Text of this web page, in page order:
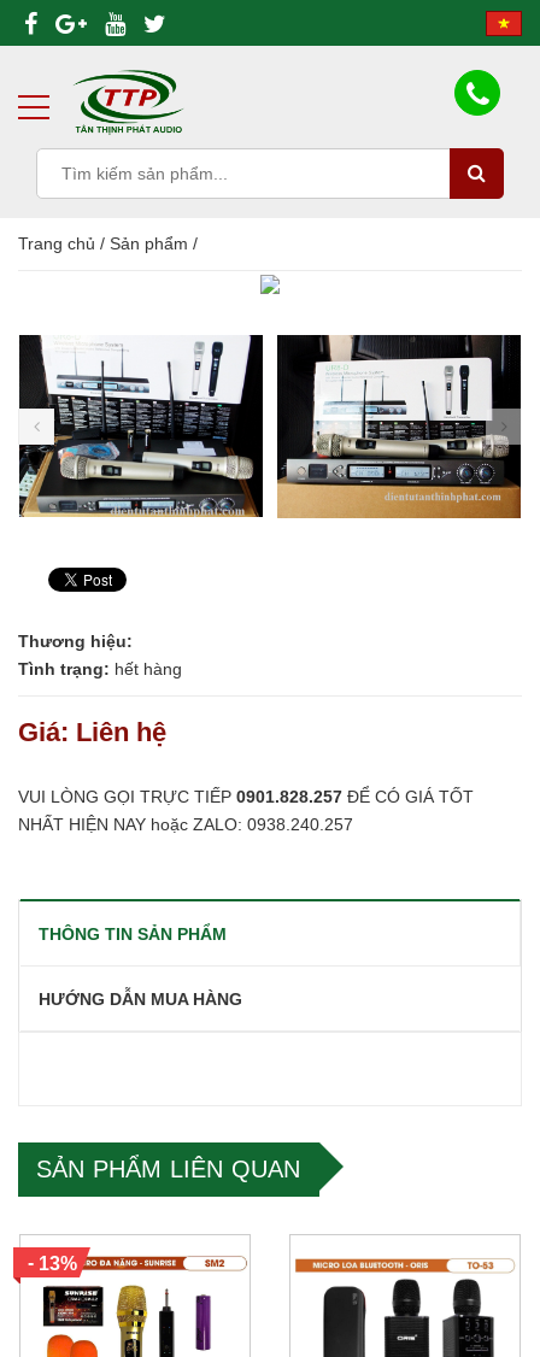
Trang chủ / Sản phẩm /
Thương hiệu:
Tình trạng: hết hàng
Giá: Liên hệ
VUI LÒNG GỌI TRỰC TIẾP 0901.828.257 ĐỂ CÓ GIÁ TỐT
NHẤT HIỆN NAY hoặc ZALO: 0938.240.257
THÔNG TIN SẢN PHẨM
HƯỚNG DẪN MUA HÀNG
SẢN PHẨM LIÊN QUAN
-13%